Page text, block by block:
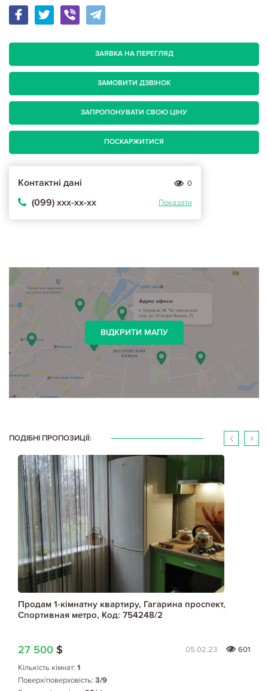
ЗАЯВКА НА ПЕРЕГЛЯД
ЗАМОВИТИ ДЗВІНОК
ЗАПРОПОНУВАТИ СВОЮ ЦІНУ
ПОСКАРЖИТИСЯ
Контактні дані 0
(099) ххх-хх-хх Показати
ВІДКРИТИ МАПУ
ПОДІБНІ ПРОПОЗИЦІЇ:
Продам 1-кімнатну квартиру, Гагарина проспект,
Спортивная метро, Код: 754248/2
27 500 $ 05.02.23
601
Кількість кімнат: 1
Поверх/поверховість: 3/9